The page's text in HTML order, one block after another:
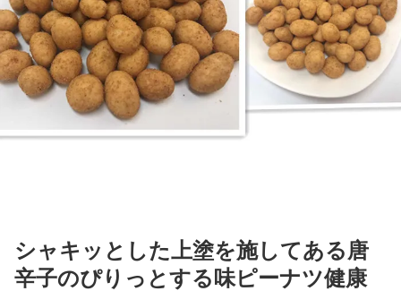
シャキッとした上塗を施してある唐
辛子のぴりっとする味ピーナツ健康